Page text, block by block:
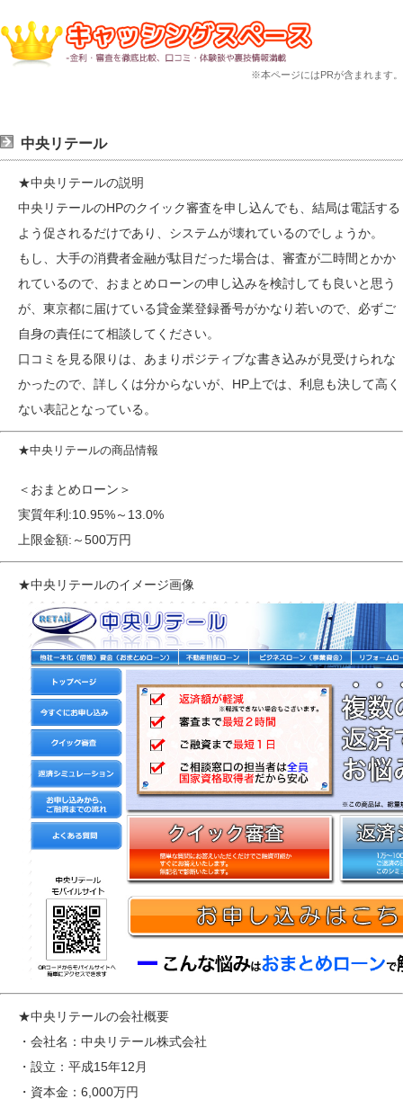
※本ページにはPRが含まれます。
中央リテール
★中央リテールの説明
中央リテールのHPのクイック審査を申し込んでも、結局は電話する
よう促されるだけであり、システムが壊れているのでしょうか。
もし、大手の消費者金融が駄目だった場合は、審査が二時間とかか
れているので、おまとめローンの申し込みを検討しても良いと思う
が、東京都に届けている貸金業登録番号がかなり若いので、必ずご
自身の責任にて相談してください。
口コミを見る限りは、あまりポジティブな書き込みが見受けられな
かったので、詳しくは分からないが、HP上では、利息も決して高く
ない表記となっている。
★中央リテールの商品情報
＜おまとめローン＞
実質年利:10.95%～13.0%
上限金額:～500万円
★中央リテールのイメージ画像
★中央リテールの会社概要
・会社名：中央リテール株式会社
・設立：平成15年12月
・資本金：6,000万円